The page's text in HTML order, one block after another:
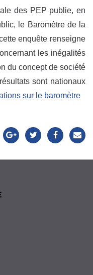
des PEP publie, en
le Baromètre de la
enquête renseigne
les inégalités
du concept de société
sont nationaux
sur le baromètre